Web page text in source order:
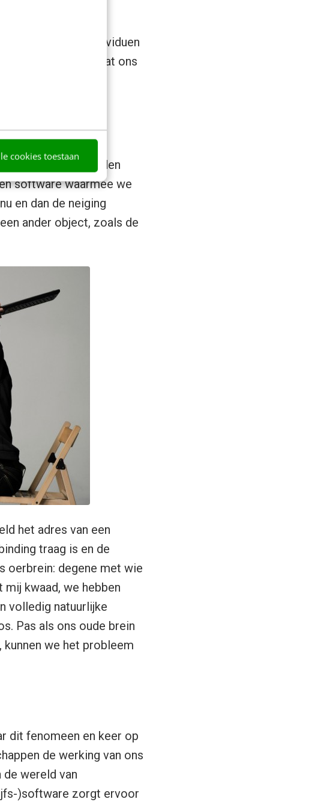
cookies toestaan
evolueren van individuen
hoe gaat ons
met de mens?
brein is ook de reden
software waarmee we
en dan de neiging
ander object, zoals de
het adres van een
traag is en de
oerbrein: degene met wie
kwaad, we hebben
volledig natuurlijke
Pas als ons oude brein
we het probleem
dit fenomeen en keer op
de werking van ons
wereld van
)software zorgt ervoor